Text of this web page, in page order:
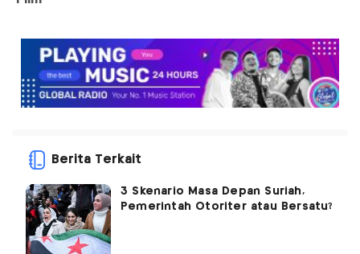
Berita Terkait
3 Skenario Masa Depan Suriah,
Pemerintah Otoriter atau Bersatu?